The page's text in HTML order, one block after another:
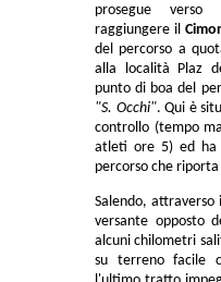
prosegue
raggiungere il
del percorso a
alla località Plaz
punto di boa del
"S. Occhi". Qui è
controllo (tempo
atleti ore 5) ed ha
percorso che riporta
Salendo, attraverso il
versante opposto
alcuni chilometri
su terreno facile